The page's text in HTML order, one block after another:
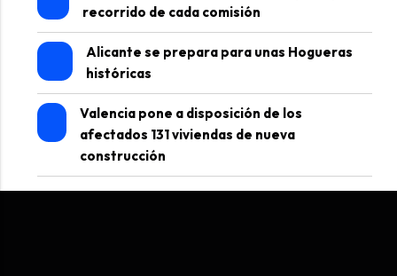
recorrido de cada comisión
Alicante se prepara para unas Hogueras
históricas
Valencia pone a disposición de los
afectados 131 viviendas de nueva
construcción